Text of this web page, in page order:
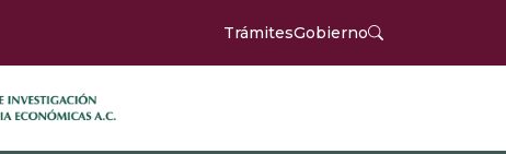
TrámitesGobierno